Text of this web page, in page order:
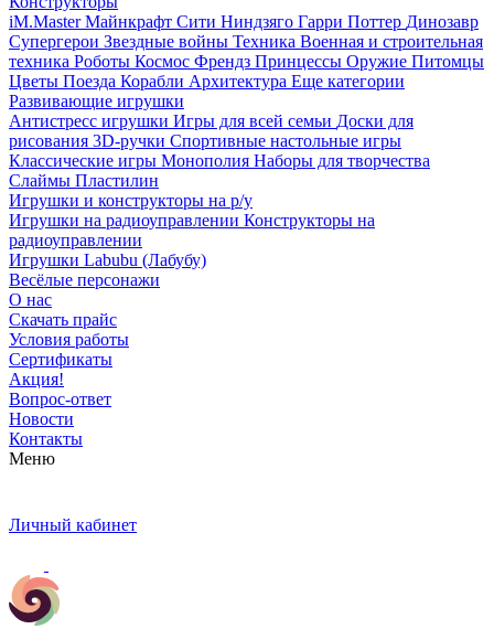
iM.Master Майнкрафт Сити Ниндзяго Гарри Поттер Динозавр
Супергерои Звездные войны Техника Военная и строительная
техника Роботы Космос Френдз Принцессы Оружие Питомцы
Цветы Поезда Корабли Архитектура Еще категории
Развивающие игрушки
Антистресс игрушки Игры для всей семьи Доски для
рисования 3D-ручки Спортивные настольные игры
Классические игры Монополия Наборы для творчества
Слаймы Пластилин
Игрушки и конструкторы на р/у
Игрушки на радиоуправлении Конструкторы на
радиоуправлении
Игрушки Labubu (Лабубу)
Весёлые персонажи
О нас
Скачать прайс
Условия работы
Сертификаты
Акция!
Вопрос-ответ
Новости
Контакты
Меню
Личный кабинет